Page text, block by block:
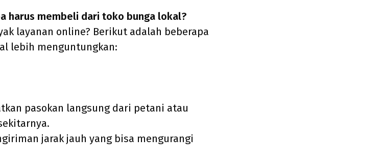
harus membeli dari toko bunga lokal?
layanan online? Berikut adalah beberapa
lebih menguntungkan:
pasokan langsung dari petani atau
jarak jauh yang bisa mengurangi